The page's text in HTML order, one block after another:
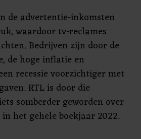
de advertentie-inkomsten
waardoor tv-reclames
Bedrijven zijn door de
de hoge inflatie en
recessie voorzichtiger met
RTL is door die
somberder geworden over
het gehele boekjaar 2022.